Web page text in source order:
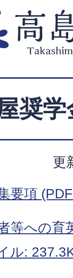
奨
更
要項
等への育
ル: